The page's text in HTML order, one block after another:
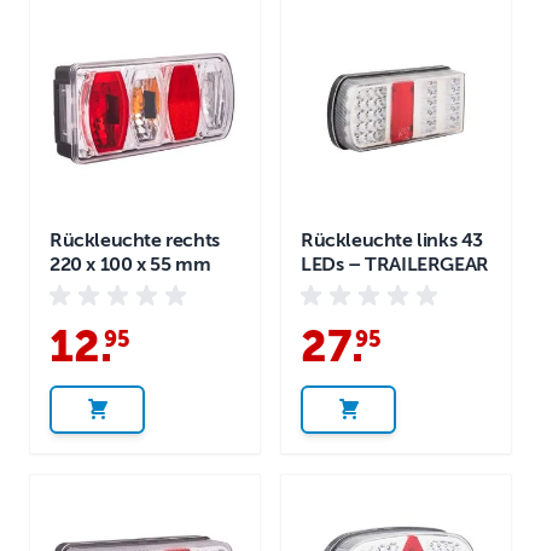
Rückleuchte rechts
220 x 100 x 55 mm
12.
95
Rückleuchte links 43
LEDs – TRAILERGEAR
27.
95